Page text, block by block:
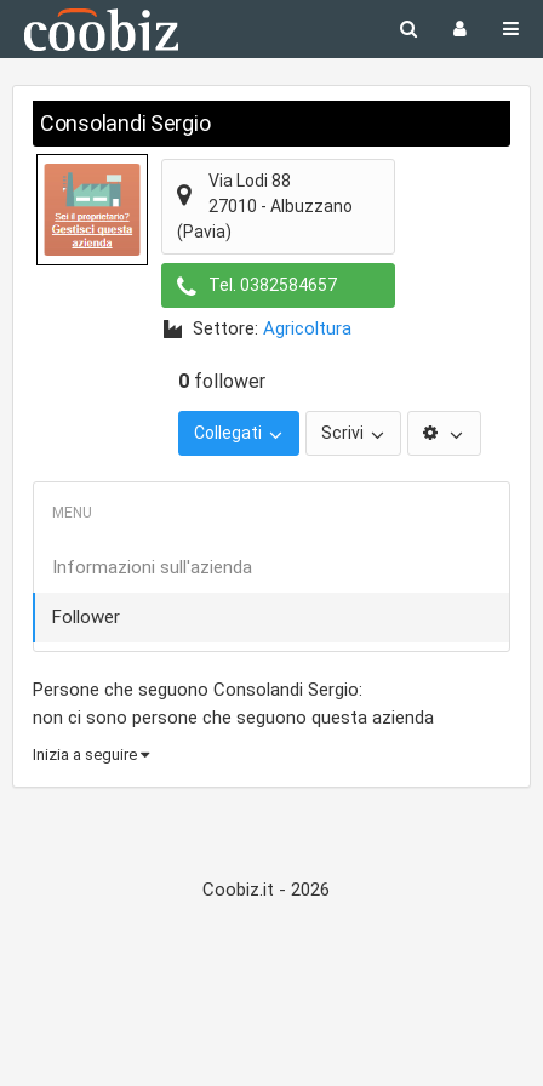
Consolandi Sergio
Via Lodi 88
27010 - Albuzzano
(Pavia)
Tel. 0382584657
Settore: Agricoltura
0 follower
Collegati Scrivi
Informazioni sull'azienda
Follower
Persone che seguono Consolandi Sergio:
non ci sono persone che seguono questa azienda
Inizia a seguire
Coobiz.it - 2026